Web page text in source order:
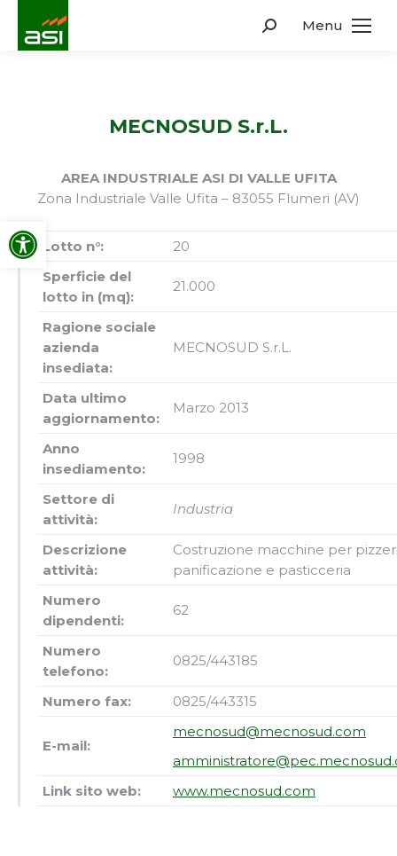
Apri la barra degli strumenti
Menu
Search:
MECNOSUD S.r.L.
AREA INDUSTRIALE ASI DI VALLE UFITA
Zona Industriale Valle Ufita – 83055 Flumeri (AV)
Lotto n°:
20
Sperficie del
lotto in (mq):
21.000
Ragione sociale
azienda
insediata:
MECNOSUD S.r.L.
Data ultimo
aggiornamento:
Marzo 2013
Anno
insediamento:
1998
Settore di
attività:
Industria
Descrizione
attività:
Costruzione macchine per
panificazione e pasticceria
Numero
dipendenti:
62
Numero
telefono:
0825/443185
Numero fax: 0825/443315
E-mail:
mecnosud@mecnosud.com
Link sito web:
www.mecnosud.com